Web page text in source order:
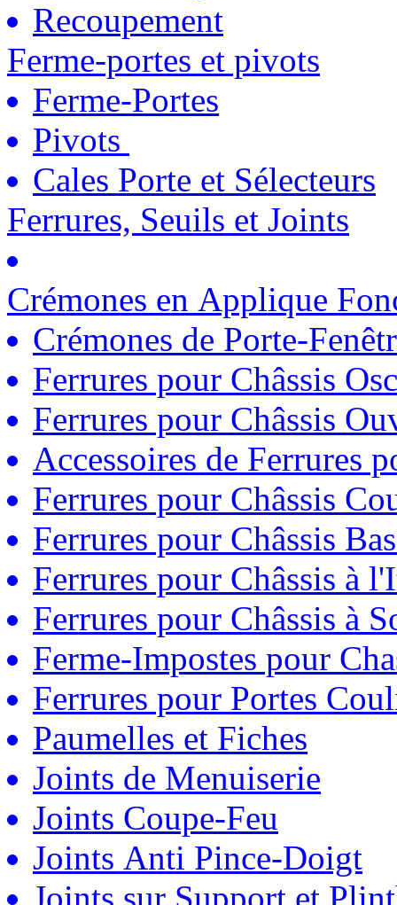
Recoupement
Ferme-portes et pivots
Ferme-Portes
Pivots
Cales Porte et Sélecteurs
Ferrures, Seuils et Joints
Crémones en Applique
Crémones de Porte-
Ferrures pour Châssis
Ferrures pour Châssis
Accessoires de Ferrures
Ferrures pour Châssis
Ferrures pour Châssis
Ferrures pour Châssis à
Ferrures pour Châssis à
Ferme-Impostes pour
Ferrures pour Portes
Paumelles et Fiches
Joints de Menuiserie
Joints Coupe-Feu
Joints Anti Pince-Doigt